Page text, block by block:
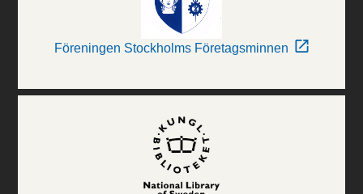
Föreningen Stockholms Företagsminnen